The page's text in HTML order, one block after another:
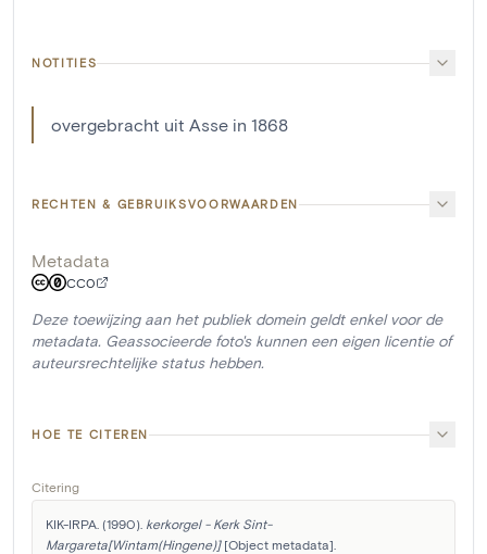
NOTITIES
overgebracht uit Asse in 1868
RECHTEN & GEBRUIKSVOORWAARDEN
Metadata
CC0
Deze toewijzing aan het publiek domein geldt enkel voor de
metadata. Geassocieerde foto's kunnen een eigen licentie of
auteursrechtelijke status hebben.
HOE TE CITEREN
Citering
KIK-IRPA. (1990). kerkorgel - Kerk Sint-
Margareta[Wintam(Hingene)] [Object metadata].